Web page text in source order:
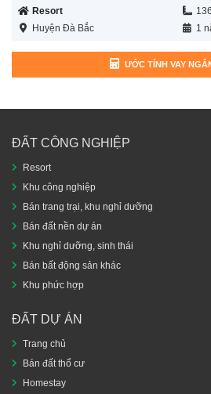
Resort
Huyện Đà Bắc 1
ƯỚC TÍNH VAY
ĐẤT CÔNG NGHIỆP
Resort
Khu công nghiệp
Bán trang trại, khu nghỉ dưỡng
Bán đất nền dự án
Khu nghỉ dưỡng, sinh thái
Bán bất động sản khác
Khu phức hợp
ĐẤT DỰ ÁN
Trang chủ
Bán đất thổ cư
Homestay